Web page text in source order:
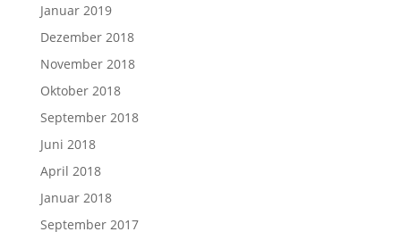
Januar 2019
Dezember 2018
November 2018
Oktober 2018
September 2018
Juni 2018
April 2018
Januar 2018
September 2017